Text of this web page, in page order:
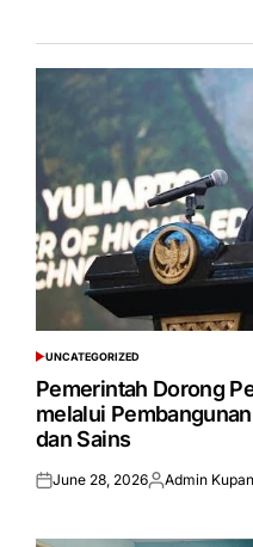
POSTED
IN
UNCATEGORIZED
Pemerintah Dorong
melalui
dan Sains
Posted
June 28, 2026Posted
Admin